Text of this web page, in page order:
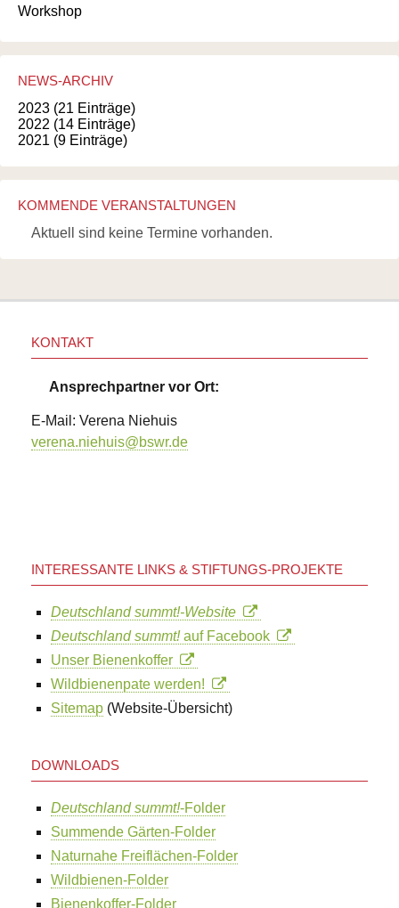
Workshop
NEWS-ARCHIV
2023 (21 Einträge)
2022 (14 Einträge)
2021 (9 Einträge)
KOMMENDE VERANSTALTUNGEN
Aktuell sind keine Termine vorhanden.
KONTAKT
Ansprechpartner vor Ort:
E-Mail: Verena Niehuis
verena.niehuis@bswr.de
INTERESSANTE LINKS & STIFTUNGS-PROJEKTE
Deutschland summt!-Website
Deutschland summt!auf Facebook
Unser Bienenkoffer
Wildbienenpate werden!
Sitemap (Website-Übersicht)
DOWNLOADS
Deutschland summt!-Folder
Summende Gärten-Folder
Naturnahe Freiflächen-Folder
Wildbienen-Folder
Bienenkoffer-Folder